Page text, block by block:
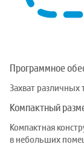
Программное
Захват различных
Компактный
Компактная
в небольших